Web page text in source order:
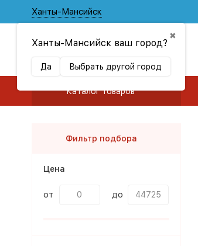
Ханты-Мансийск
✖
Ханты-Мансийск ваш город?
Да Выбрать другой город
Каталог товаров
Фильтр подбора
Цена
от до